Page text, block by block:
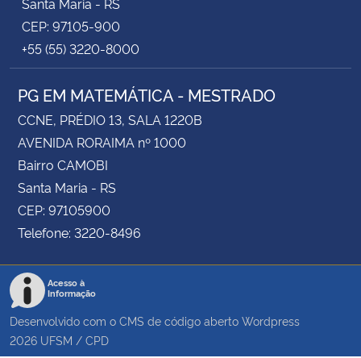
CEP: 97105-900
+55 (55) 3220-8000
PG EM MATEMÁTICA - MESTRADO
CCNE, PRÉDIO 13, SALA 1220B
AVENIDA RORAIMA nº 1000
Bairro CAMOBI
Santa Maria - RS
CEP: 97105900
Telefone: 3220-8496
Acesso à
Informação
Desenvolvido com o CMS de código aberto Wordpress
2026 UFSM / CPD